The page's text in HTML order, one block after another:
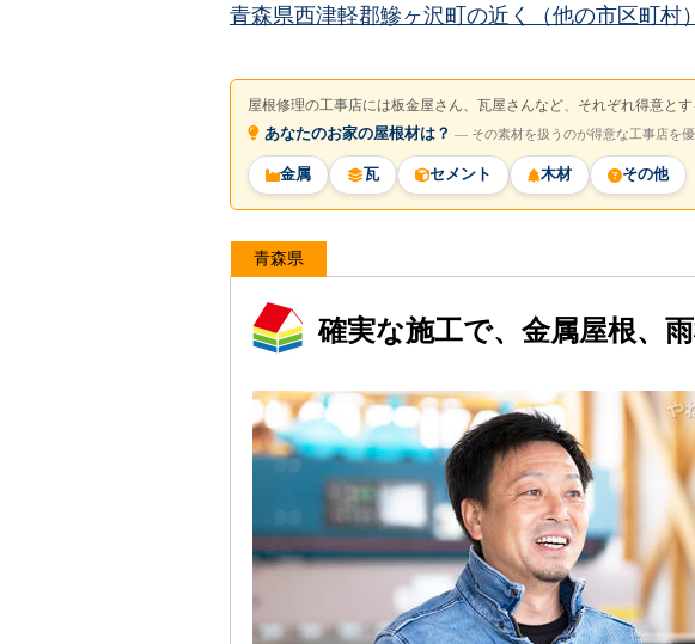
青森県西津軽郡鰺ヶ沢町の近く（他の市区町村
屋根修理の工事店には板金屋さん、瓦屋さんなど、それぞれ得意とす
あなたのお家の屋根材は？ ― その素材を扱うのが得意な工事店を
金属 瓦 セメント 木材 その他
青森県
確実な施工で、金属屋根、